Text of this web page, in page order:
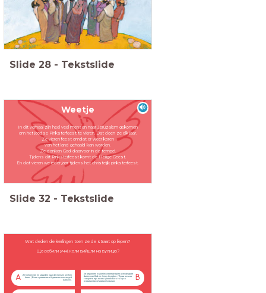
Slide 28 - Tekstslide
Weetje
In dit verhaal zijn heel veel mensen naar Jeruzalem gekomen
om het joodse Pinksterfeest te vieren. Dat doen ze elk jaar.
Ze vieren feest omdat er weer koren
van het land gehaald kan worden.
Ze danken God daarvoor in de tempel.
Tijdens dit Pinksterfeest komt de Heilige Geest.
En dat vieren we ieder jaar tijdens het christelijk pinksterfeest.
Slide 32 - Tekstslide
Wat deden de leerlingen toen ze de straat op liepen?
Що робили учні, коли вийшли на вулицю?
A
Ze hielden stil en staarden naar de mensen om hen
heen. / Вони зупинилися й дивилися на людей
навколо.
B
Ze begonnen in allerlei vreemde talen over de grote
daden van God en Jezus te praten. / Вони почали
говорити про великі діяння Бога та Ісуса
всякими іноземними мовами.